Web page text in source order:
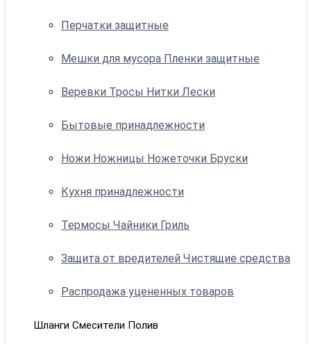
Перчатки защитные
Мешки для мусора Пленки защитные
Веревки Тросы Нитки Лески
Бытовые принадлежности
Ножи Ножницы Ножеточки Бруски
Кухня принадлежности
Термосы Чайники Гриль
Защита от вредителей Чистящие средства
Распродажа уцененных товаров
Шланги Смесители Полив